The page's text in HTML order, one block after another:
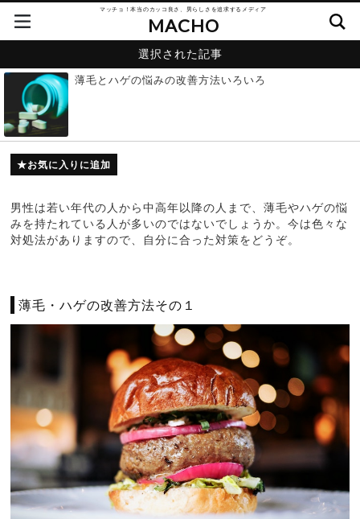
マッチョ！本当のカッコ良さ、男らしさを追求するメディア
MACHO
選択された記事
薄毛とハゲの悩みの改善方法いろいろ
お気に入りに追加
男性は若い年代の人から中高年以降の人まで、薄毛やハゲの悩
みを持たれている人が多いのではないでしょうか。今は色々な
対処法がありますので、自分に合った対策をどうぞ。
薄毛・ハゲの改善方法その１